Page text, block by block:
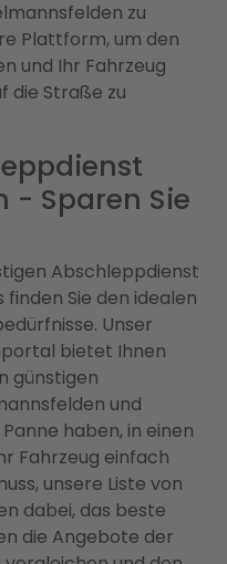
zu
Plattform, um den
und Ihr Fahrzeug
die Straße zu
- Sparen Sie
Abschleppdienst
finden Sie den idealen
Unser
bietet Ihnen
günstigen
und
haben, in einen
Fahrzeug einfach
unsere Liste von
dabei, das beste
die Angebote der